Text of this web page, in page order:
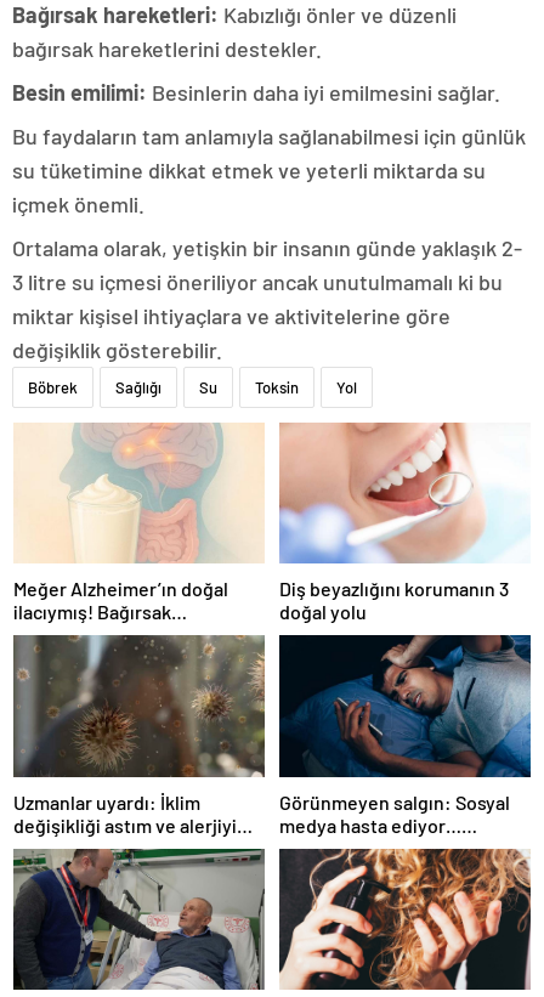
Bağırsak hareketleri: Kabızlığı önler ve düzenli
bağırsak hareketlerini destekler.
Besin emilimi: Besinlerin daha iyi emilmesini sağlar.
Bu faydaların tam anlamıyla sağlanabilmesi için günlük
su tüketimine dikkat etmek ve yeterli miktarda su
içmek önemli.
Ortalama olarak, yetişkin bir insanın günde yaklaşık 2-
3 litre su içmesi öneriliyor ancak unutulmamalı ki bu
miktar kişisel ihtiyaçlara ve aktivitelerine göre
değişiklik gösterebilir.
Böbrek Sağlığı Su Toksin Yol
Meğer Alzheimer’ın doğal
ilacıymış! Bağırsak
iltihaplanmasını önlüyor…
Diş beyazlığını korumanın 3
doğal yolu
Uzmanlar uyardı: İklim
değişikliği astım ve alerjiyi
tetikliyor
Görünmeyen salgın: Sosyal
medya hasta ediyor…
Fiziksel, duygusal, zihinsel
etkilerine inanamayacaksınız